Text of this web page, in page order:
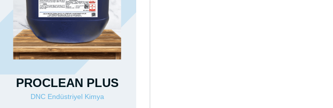
PROCLEAN PLUS
DNC Endüstriyel Kimya